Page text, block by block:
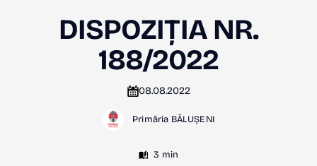
DISPOZIȚIA NR.
188/2022
08.08.2022
Primăria BĂLUȘENI
3 min